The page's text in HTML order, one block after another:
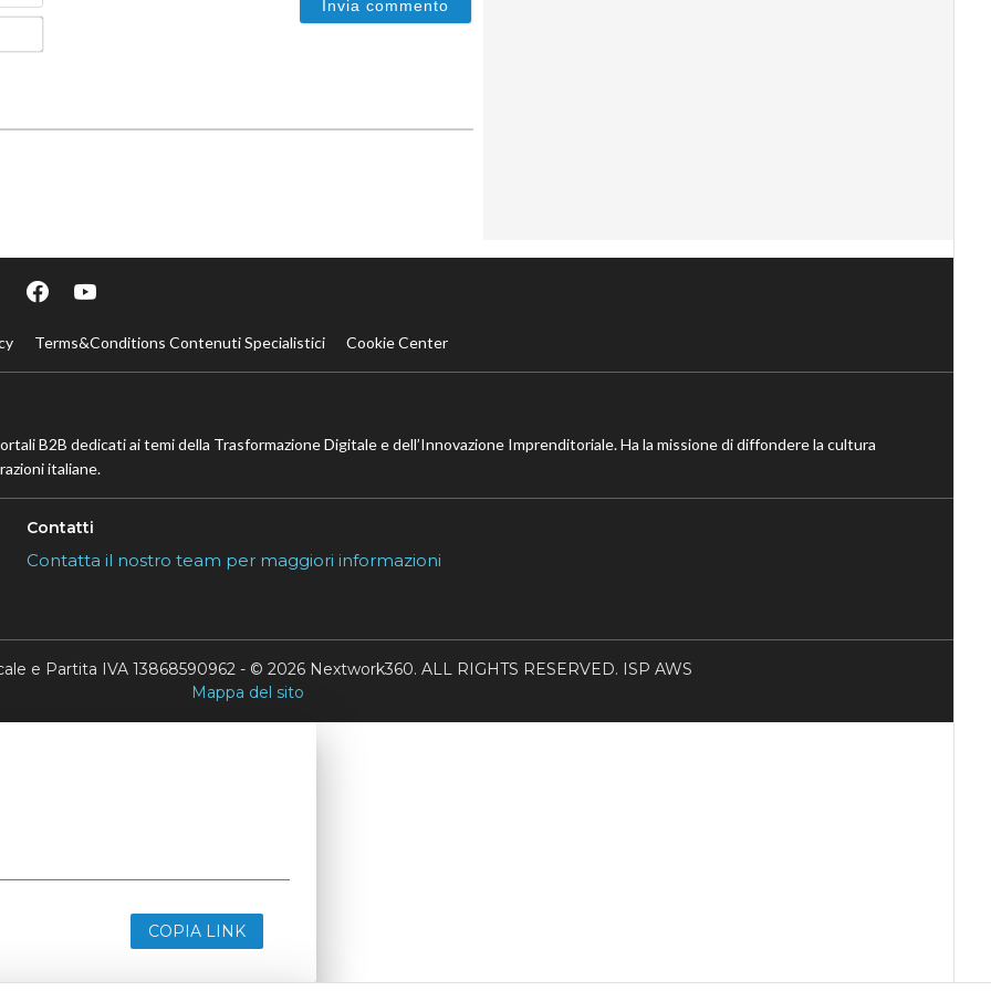
Email*
Terms&Conditions Contenuti Specialistici Cookie Center
B2B dedicati ai temi della Trasformazione Digitale e dell’Innovazione Imprenditoriale. Ha la missione di diffondere la cultura
italiane.
Contatti
Contatta il nostro team per maggiori informazioni
e Partita IVA 13868590962 - © 2026 Nextwork360. ALL RIGHTS RESERVED. ISP AWS
Mappa del sito
COPIA LINK